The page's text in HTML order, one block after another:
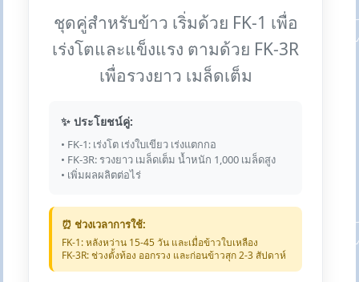
ชุดคู่สำหรับข้าว เริ่มด้วย FK-1 เพื่อ
เร่งโตและแข็งแรง ตามด้วย FK-3R
เพื่อรวงยาว เมล็ดเต็ม
✨ ประโยชน์คู่:
• FK-1: เร่งโต เร่งใบเขียว เร่งแตกกอ
• FK-3R: รวงยาว เมล็ดเต็ม น้ำหนัก 1,000 เมล็ดสูง
• เพิ่มผลผลิตต่อไร่
⏰ ช่วงเวลาการใช้:
FK-1: หลังหว่าน 15-45 วัน และเมื่อข้าวใบเหลือง
FK-3R: ช่วงตั้งท้อง ออกรวง และก่อนข้าวสุก 2-3 สัปดาห์